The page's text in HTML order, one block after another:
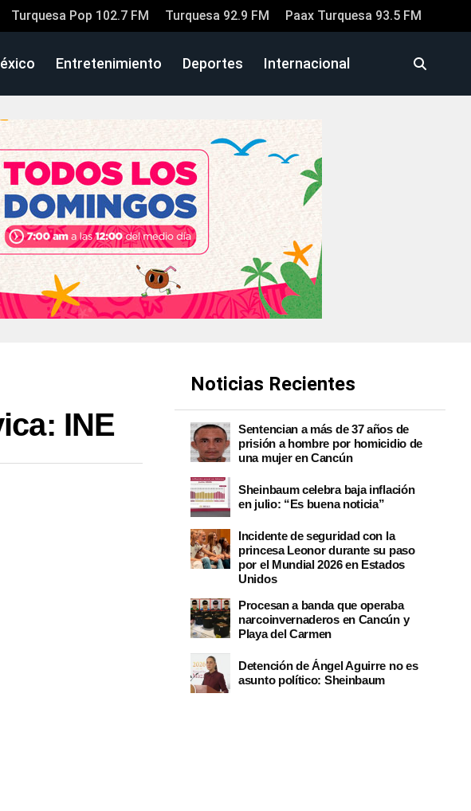
Turquesa Pop 102.7 FM Turquesa 92.9 FM Paax Turquesa 93.5 FM
Entretenimiento Deportes Internacional
INE
Noticias Recientes
Sentencian a más de 37 años de
prisión a hombre por homicidio de
una mujer en Cancún
Sheinbaum celebra baja inflación
en julio: “Es buena noticia”
Incidente de seguridad con la
princesa Leonor durante su paso
por el Mundial 2026 en Estados
Unidos
Procesan a banda que operaba
narcoinvernaderos en Cancún y
Playa del Carmen
Detención de Ángel Aguirre no es
asunto político: Sheinbaum